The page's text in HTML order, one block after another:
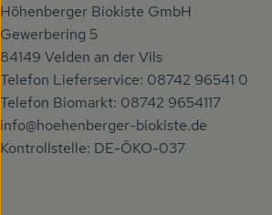
Höhenberger Biokiste GmbH
Gewerbering 5
84149 Velden an der Vils
Telefon Lieferservice: 08742 96541 0
Telefon Biomarkt: 08742 9654117
info@hoehenberger-biokiste.de
Kontrollstelle: DE-ÖKO-037